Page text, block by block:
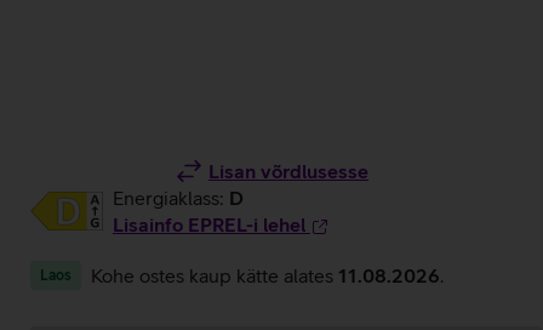
Lisan võrdlusesse
Energiaklass: D
Lisainfo EPREL-i lehel
Laos Kohe ostes kaup kätte alates 11.08.2026